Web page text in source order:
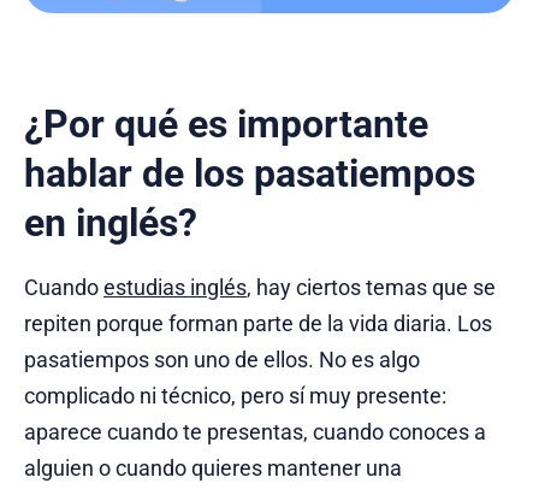
¿Por qué es importante
hablar de los pasatiempos
en inglés?
Cuandoestudias inglés, hay ciertos temas que se
repiten porque forman parte de la vida diaria. Los
pasatiempos son uno de ellos. No es algo
complicado ni técnico, pero sí muy presente:
aparece cuando te presentas, cuando conoces a
alguien o cuando quieres mantener una